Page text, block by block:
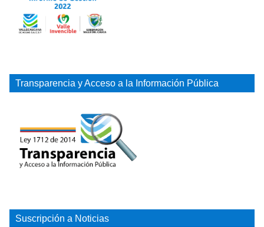
Transparencia y Acceso a la Información Pública
Suscripción a Noticias